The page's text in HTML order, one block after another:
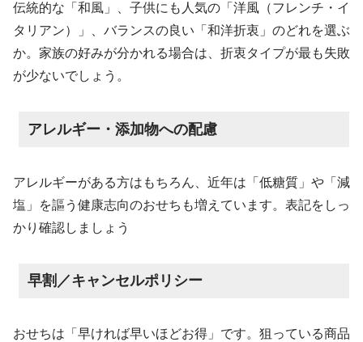
伝統的な「和風」、子供にも人気の「洋風（フレンチ・イ
タリアン）」、バランスの良い「和洋折衷」のどれを選ぶ
か。家族の好みが分かれる場合は、折衷タイプが最も失敗
が少ないでしょう。
アレルギー・添加物への配慮
アレルギーがある方はもちろん、近年は「低糖質」や「減
塩」を謳う健康志向のおせちも増えています。表記をしっ
かり確認しましょう
早割／キャンセルポリシー
おせちは「早ければ早いほどお得」です。狙っている商品